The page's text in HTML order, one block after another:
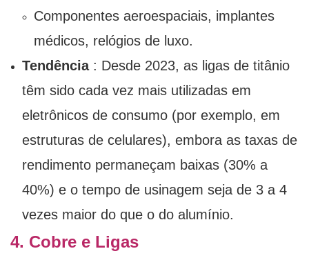
Componentes aeroespaciais, implantes
médicos, relógios de luxo.
Tendência: Desde 2023, as ligas de titânio
têm sido cada vez mais utilizadas em
eletrônicos de consumo (por exemplo, em
estruturas de celulares), embora as taxas de
rendimento permaneçam baixas (30% a
40%) e o tempo de usinagem seja de 3 a 4
vezes maior do que o do alumínio.
4. Cobre e Ligas